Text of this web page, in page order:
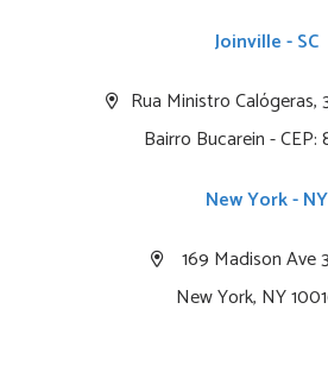
Joinville - SC
Rua Ministro Calógeras,
Bairro Bucarein -
New York - NY
169 Madison Ave
New York, NY